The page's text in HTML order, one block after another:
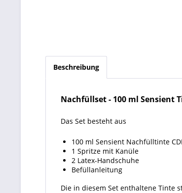
Beschreibung
Nachfüllset- 100 ml Sensient
Das Set besteht aus
100 ml Sensient Nachfülltinte
1 Spritze mit Kanüle
2 Latex-Handschuhe
Befüllanleitung
Die in diesem Set enthaltene Tinte